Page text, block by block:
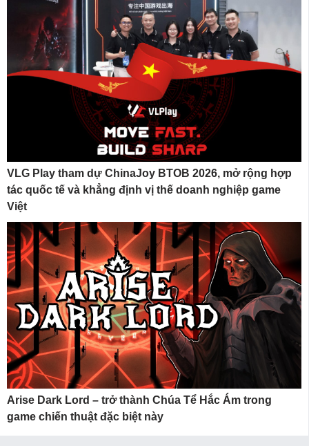
VLG Play tham dự ChinaJoy BTOB 2026, mở rộng hợp
tác quốc tế và khẳng định vị thế doanh nghiệp game
Việt
Arise Dark Lord – trở thành Chúa Tể Hắc Ám trong
game chiến thuật đặc biệt này